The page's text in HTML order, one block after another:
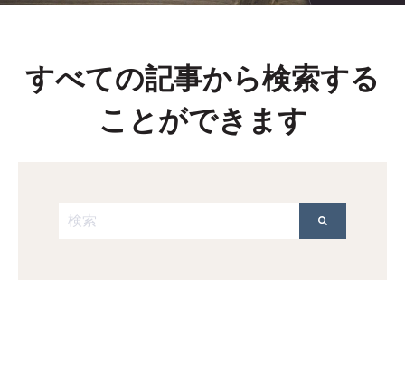
すべての記事から検索する
ことができます
これは、自動候補機能付きの検索フィールドです。